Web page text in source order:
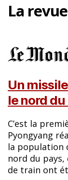
La
Un
le nord
C’est la
Pyongyang
la population
nord du pays,
de train ont